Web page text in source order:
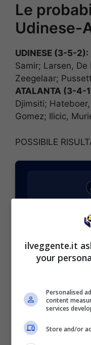
Le
Udinese-
UDINESE (3-5-2):
Samir; Larsen, De
Zeegelaar;
ATALANTA (3-4-
Djimsiti;
Gomez; Ilicic,
POSSIBILE
BONUS
Bonus 50€
Bonus 50€
bonus
ilveggente.it
your
Personalised
content
services
Store and/or